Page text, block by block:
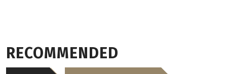
RECOMMENDED